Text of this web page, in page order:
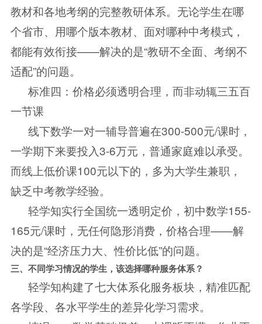
教材和各地考纲的完整教研体系。无论学生在哪
个省市、用哪个版本教材、面对哪种中考模式，
都能有效衔接——解决的是“教研不全面、考纲不
适配”的问题。
标准四：价格必须透明合理，而非动辄三五百
一节课
线下数学一对一辅导普遍在300-500元/课时，
一学期下来要投入3-6万元，普通家庭难以承受。
而线上低价课100元以下的，多为大学生兼职，
缺乏中考教学经验。
轻学知实行全国统一透明定价，初中数学155-
165元/课时，无任何隐形消费，价格合理——解
决的是“经济压力大、性价比低”的问题。
三、不同学习情况的学生，该选择哪种服务体系？
轻学知构建了七大体系化服务板块，精准匹配
各学段、各水平学生的差异化学习需求。